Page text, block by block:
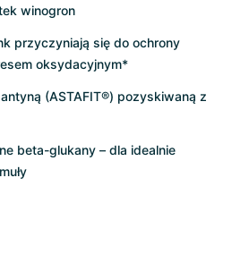
winogron
przyczyniają się do ochrony
oksydacyjnym*
(ASTAFIT®) pozyskiwaną z
beta-glukany – dla idealnie